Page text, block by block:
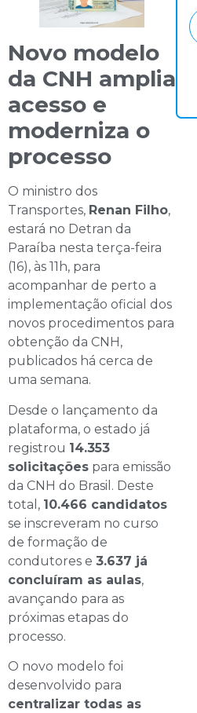
Novo modelo
da CNH amplia
acesso e
moderniza o
processo
O ministro dos
Transportes, Renan Filho,
estará no Detran da
Paraíba nesta terça-feira
(16), às 11h, para
acompanhar de perto a
implementação oficial dos
novos procedimentos para
obtenção da CNH,
publicados há cerca de
uma semana.
Desde o lançamento da
plataforma, o estado já
registrou 14.353
solicitações para emissão
da CNH do Brasil. Deste
total, 10.466 candidatos
se inscreveram no curso
de formação de
condutores e 3.637 já
concluíram as aulas,
avançando para as
próximas etapas do
processo.
O novo modelo foi
desenvolvido para
centralizar todas as